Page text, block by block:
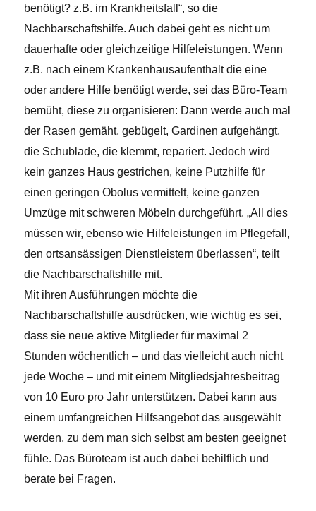
benötigt? z.B. im Krankheitsfall“, so die
Nachbarschaftshilfe. Auch dabei geht es nicht um
dauerhafte oder gleichzeitige Hilfeleistungen. Wenn
z.B. nach einem Krankenhausaufenthalt die eine
oder andere Hilfe benötigt werde, sei das Büro-Team
bemüht, diese zu organisieren: Dann werde auch mal
der Rasen gemäht, gebügelt, Gardinen aufgehängt,
die Schublade, die klemmt, repariert. Jedoch wird
kein ganzes Haus gestrichen, keine Putzhilfe für
einen geringen Obolus vermittelt, keine ganzen
Umzüge mit schweren Möbeln durchgeführt. „All dies
müssen wir, ebenso wie Hilfeleistungen im Pflegefall,
den ortsansässigen Dienstleistern überlassen“, teilt
die Nachbarschaftshilfe mit.
Mit ihren Ausführungen möchte die
Nachbarschaftshilfe ausdrücken, wie wichtig es sei,
dass sie neue aktive Mitglieder für maximal 2
Stunden wöchentlich – und das vielleicht auch nicht
jede Woche – und mit einem Mitgliedsjahresbeitrag
von 10 Euro pro Jahr unterstützen. Dabei kann aus
einem umfangreichen Hilfsangebot das ausgewählt
werden, zu dem man sich selbst am besten geeignet
fühle. Das Büroteam ist auch dabei behilflich und
berate bei Fragen.